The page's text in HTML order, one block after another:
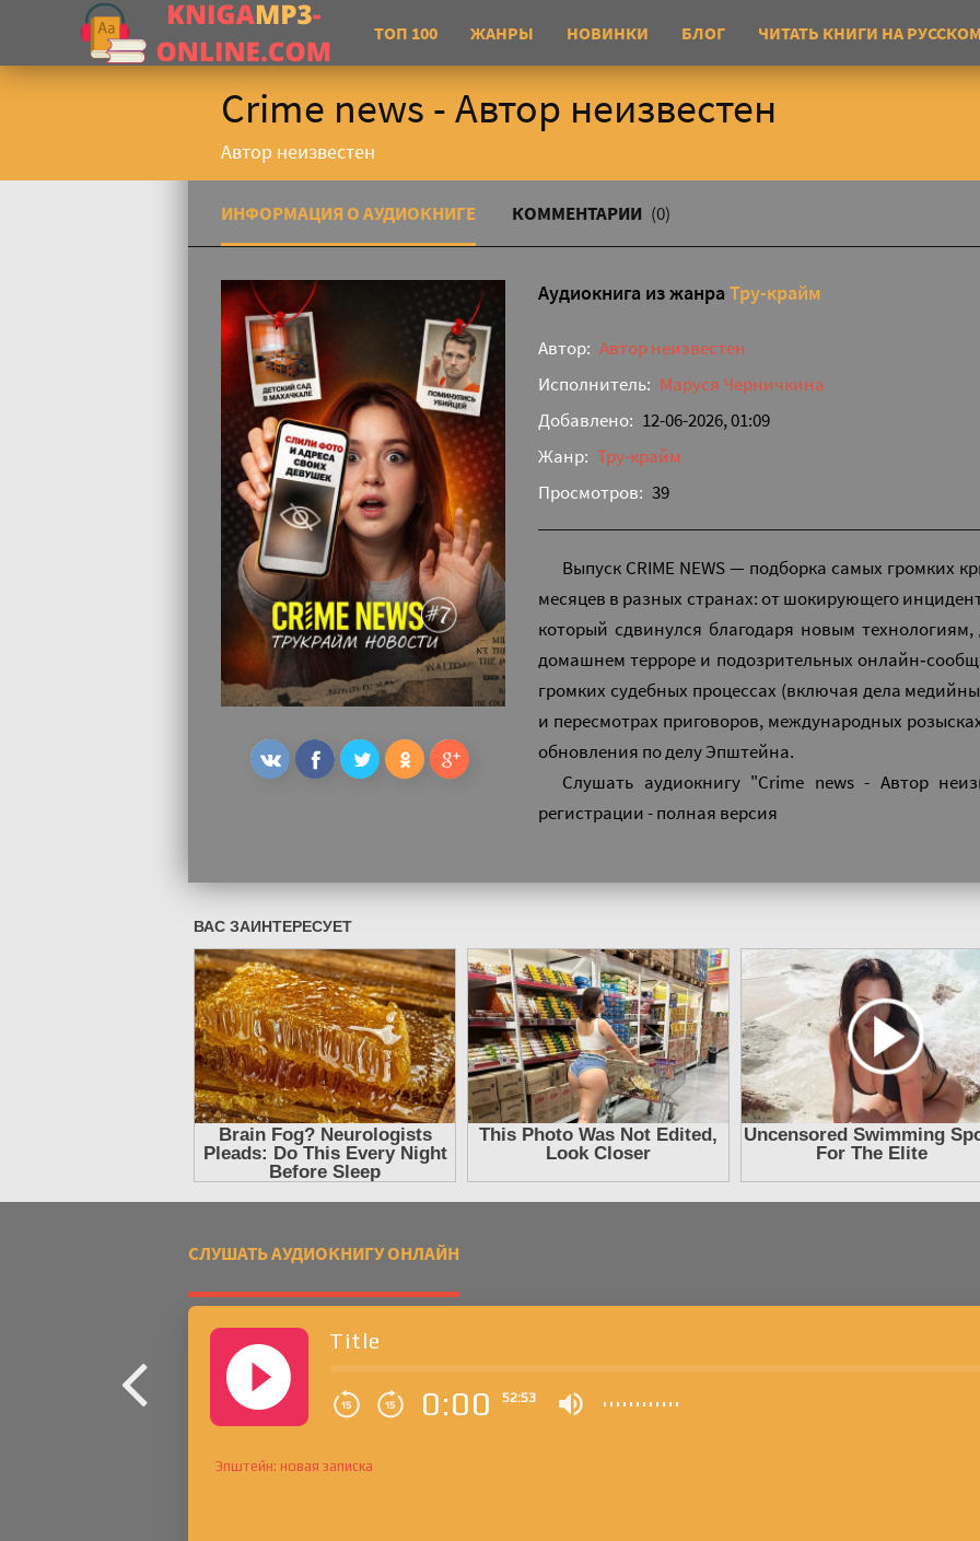
ТОП 100 ЖАНРЫ НОВИНКИ БЛОГ ЧИТАТЬ КНИГИ НА
Crime news - Автор неизвестен
Автор неизвестен
ИНФОРМАЦИЯ О АУДИОКНИГЕ КОММЕНТАРИИ (0)
Аудиокнига из жанра Тру-крайм
Автор: Автор неизвестен
Исполнитель: Маруся Черничкина
Добавлено: 12-06-2026, 01:09
Жанр: Тру-крайм
Просмотров: 39
Выпуск CRIME NEWS — подборка самых громких
месяцев в разных странах: от шокирующего
который сдвинулся благодаря новым
домашнем террорe и подозрительных
громких судебных процессах (включая дела
и пересмотрах приговоров, международных
обновления по делу Эпштейна.
Слушать аудиокнигу "Crime news - Автор
регистрации - полная версия
СЛУШАТЬ АУДИОКНИГУ ОНЛАЙН
Title
0:00 52:53
Эпштейн: новая записка